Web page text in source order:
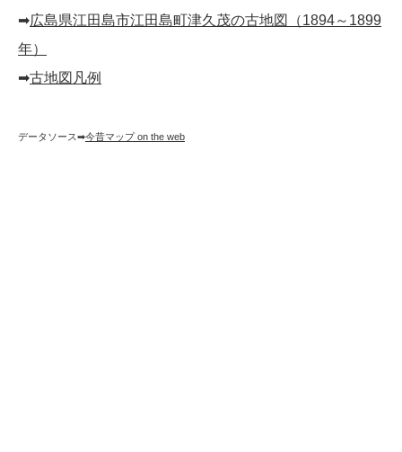
➡︎広島県江田島市江田島町津久茂の古地図（1894～1899
年）
➡︎古地図凡例
データソース➡︎今昔マップ on the web